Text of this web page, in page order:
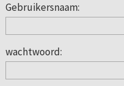
Gebruikersnaam:
wachtwoord: